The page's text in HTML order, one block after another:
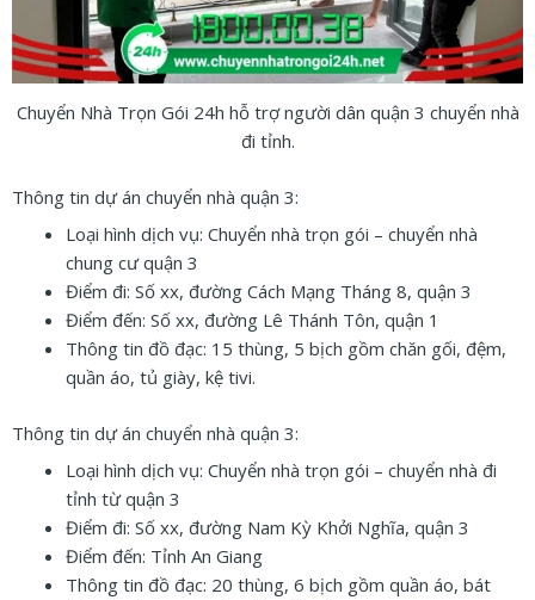
Chuyển Nhà Trọn Gói 24h hỗ trợ người dân quận 3 chuyển nhà
đi tỉnh.
Thông tin dự án chuyển nhà quận 3:
Loại hình dịch vụ: Chuyển nhà trọn gói – chuyển nhà
chung cư quận 3
Điểm đi: Số xx, đường Cách Mạng Tháng 8, quận 3
Điểm đến: Số xx, đường Lê Thánh Tôn, quận 1
Thông tin đồ đạc: 15 thùng, 5 bịch gồm chăn gối, đệm,
quần áo, tủ giày, kệ tivi.
Thông tin dự án chuyển nhà quận 3:
Loại hình dịch vụ: Chuyển nhà trọn gói – chuyển nhà đi
tỉnh từ quận 3
Điểm đi: Số xx, đường Nam Kỳ Khởi Nghĩa, quận 3
Điểm đến: Tỉnh An Giang
Thông tin đồ đạc: 20 thùng, 6 bịch gồm quần áo, bát